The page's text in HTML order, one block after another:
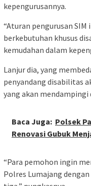
kepengurusannya.
“Aturan pengurusan
berkebutuhan khusus
kemudahan dalam
Lanjur dia, yang
penyandang disabilitas
yang akan mendampingi
Baca Juga: Polsek
Renovasi Gubuk
“Para pemohon ingin
Polres Lumajang